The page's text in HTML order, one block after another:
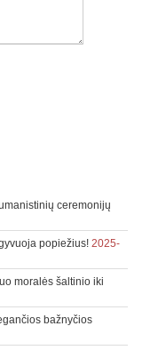
ceremonijų
popiežius! 2025-
moralės šaltinio iki
bažnyčios